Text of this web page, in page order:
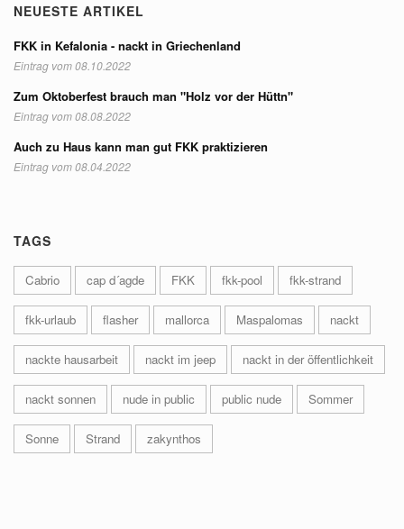
NEUESTE ARTIKEL
FKK in Kefalonia - nackt in Griechenland
Eintrag vom 08.10.2022
Zum Oktoberfest brauch man "Holz vor der Hüttn"
Eintrag vom 08.08.2022
Auch zu Haus kann man gut FKK praktizieren
Eintrag vom 08.04.2022
TAGS
Cabrio cap d´agde FKK fkk-pool fkk-strand
fkk-urlaub flasher mallorca Maspalomas nackt
nackte hausarbeit nackt im jeep nackt in der öffentlichkeit
nackt sonnen nude in public public nude Sommer
Sonne Strand zakynthos